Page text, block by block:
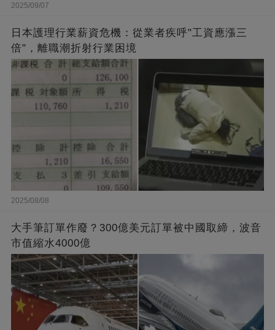
2025/09/07
日本護理行業薪資危機：從業者疾呼"工資應漲三
倍"，離職潮折射行業困境
2025/08/08
大手筆訂單作廢？300億美元訂單被中國取締，波音
市值縮水4000億